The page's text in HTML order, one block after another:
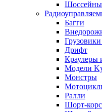
Багги
Дрифт
Краулеры
Модели
Монстры
Ралли
Шорт-